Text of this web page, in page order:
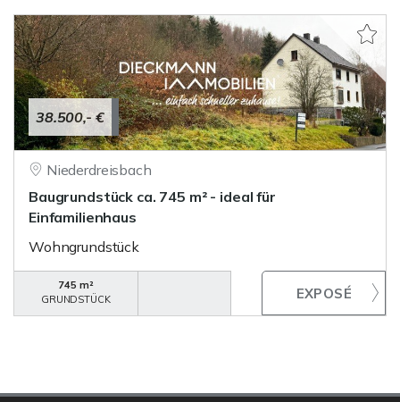
38.500,- €
Niederdreisbach
Baugrundstück ca. 745 m² - ideal für
Einfamilienhaus
Wohngrundstück
745 m²
GRUNDSTÜCK